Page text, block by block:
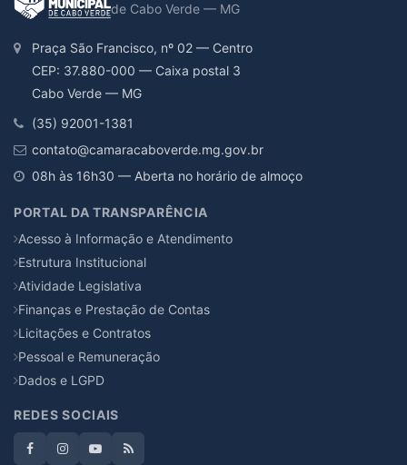
de Cabo Verde — MG
Praça São Francisco, nº 02 — Centro
CEP: 37.880-000 — Caixa postal 3
Cabo Verde — MG
(35) 92001-1381
contato@camaracaboverde.mg.gov.br
08h às 16h30 — Aberta no horário de almoço
PORTAL DA TRANSPARÊNCIA
Acesso à Informação e Atendimento
Estrutura Institucional
Atividade Legislativa
Finanças e Prestação de Contas
Licitações e Contratos
Pessoal e Remuneração
Dados e LGPD
REDES SOCIAIS